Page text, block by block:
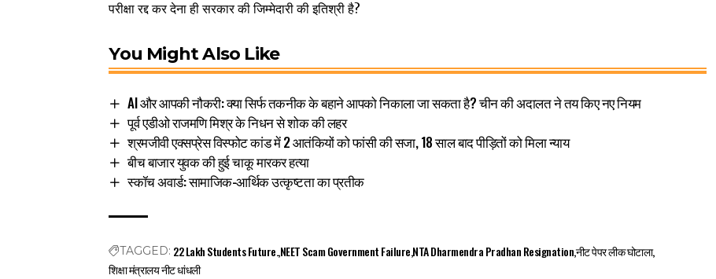
परीक्षा रद्द कर देना ही सरकार की जिम्मेदारी की इतिश्री है?
You Might Also Like
AI और आपकी नौकरी: क्या सिर्फ तकनीक के बहाने आपको निकाला जा सकता है? चीन की अदालत ने तय किए नए नियम
पूर्व एडीओ राजमणि मिश्र के निधन से शोक की लहर
श्रमजीवी एक्सप्रेस विस्फोट कांड में 2 आतंकियों को फांसी की सजा, 18 साल बाद पीड़ितों को मिला न्याय
बीच बाजार युवक की हुई चाकू मारकर हत्या
स्कॉच अवार्ड: सामाजिक-आर्थिक उत्कृष्टता का प्रतीक
TAGGED: 22 Lakh Students Future.NEET Scam Government FailureNTA Dharmendra Pradhan Resignationनीट पेपर लीक घोटाला
शिक्षा मंत्रालय नीट धांधली